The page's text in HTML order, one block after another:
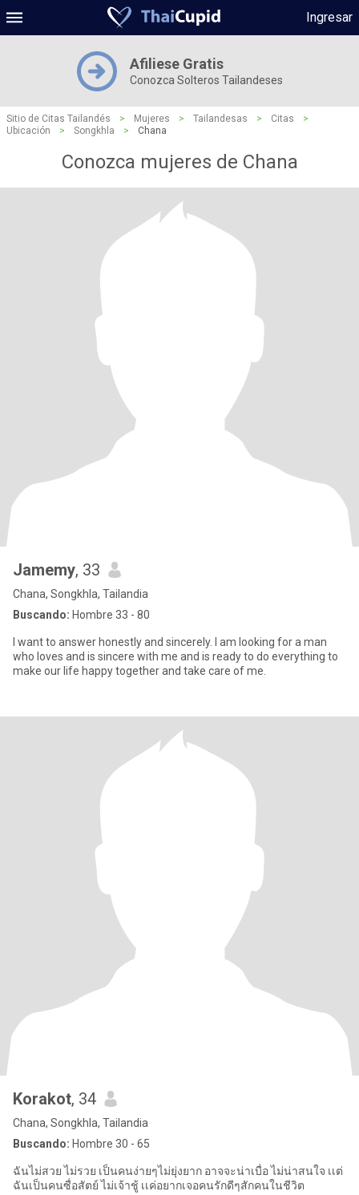
Ingresar
Afiliese Gratis
Conozca Solteros Tailandeses
Sitio de Citas Tailandés > Mujeres > Tailandesas > Citas
>
Ubicación
> Songkhla > Chana
Conozca mujeres de Chana
Jamemy, 33
Chana, Songkhla, Tailandia
Buscando: Hombre 33 - 80
I want to answer honestly and sincerely. I am looking for a man
who loves and is sincere with me and is ready to do everything to
make our life happy together and take care of me.
Korakot, 34
Chana, Songkhla, Tailandia
Buscando: Hombre 30 - 65
ฉันไม่สวย ไม่รวย เป็นคนง่ายๆไม่ยุ่งยาก อาจจะน่าเบื่อ ไม่น่าสนใจ เเต่
ฉันเป็นคนซื่อสัตย์ ไม่เจ้าชู้ เเค่อยากเจอคนรักดีๆสักคนในชีวิต